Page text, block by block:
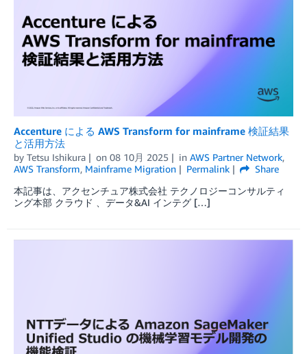
Accenture による AWS Transform for mainframe 検証結果
と活用方法
by Tetsu Ishikura on 08 10月 2025 in AWS Partner Network,
AWS Transform, Mainframe Migration Permalink
Share
本記事は、アクセンチュア株式会社 テクノロジーコンサルティ
ング本部 クラウド 、データ&AI インテグ […]